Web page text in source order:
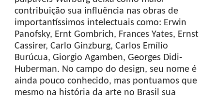
contribuição sua influência nas obras de
importantíssimos intelectuais como: Erwin
Panofsky, Ernt Gombrich, Frances Yates, Ernst
Cassirer, Carlo Ginzburg, Carlos Emílio
Burúcua, Giorgio Agamben, Georges Didi-
Huberman. No campo do design, seu nome é
ainda pouco conhecido, mas pontuamos que
mesmo na história da arte no Brasil sua